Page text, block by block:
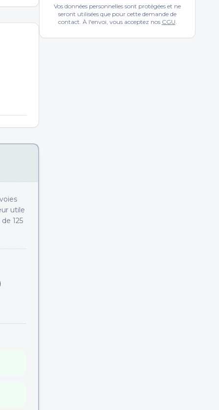
utile
125
Vos données personnelles sont protégées et ne
seront utilisées que pour cette demande de
contact. À l'envoi, vous acceptez nos CGU.